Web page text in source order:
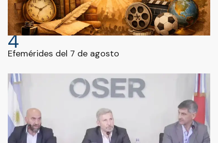
4
Efemérides del 7 de agosto